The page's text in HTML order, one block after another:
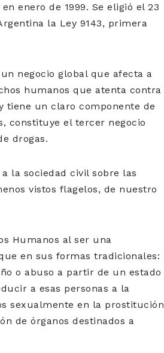
enero de 1999. Se eligió el 23
la Ley 9143, primera
negocio global que afecta a
humanos que atenta contra
tiene un claro componente de
constituye el tercer negocio
drogas.
la sociedad civil sobre las
vistos flagelos, de nuestro
Humanos al ser una
en sus formas tradicionales:
o abuso a partir de un estado
a esas personas a la
sexualmente en la prostitución
de órganos destinados a